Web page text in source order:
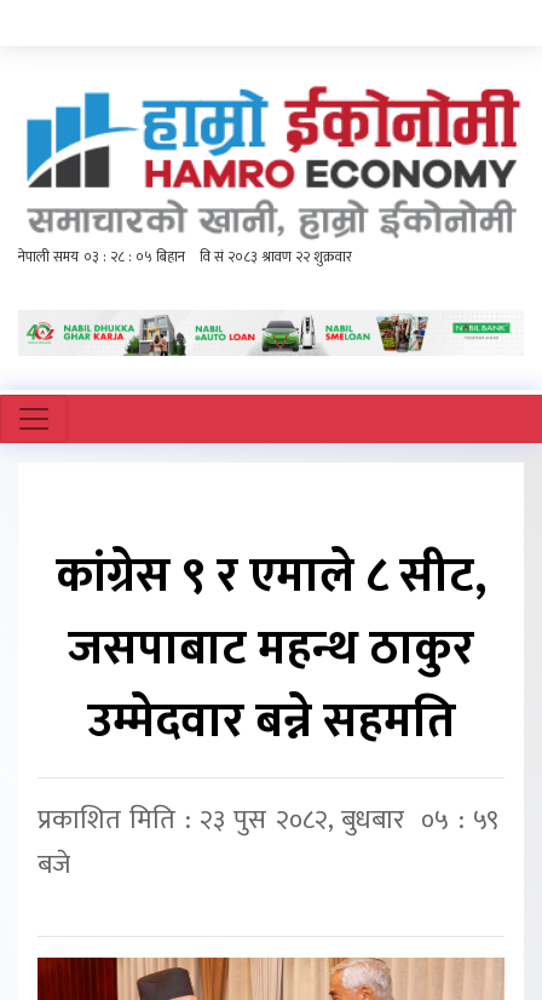
कांग्रेस ९ र एमाले ८ सीट,
जसपाबाट महन्थ ठाकुर
उम्मेदवार बन्ने सहमति
प्रकाशित मिति : २३ पुस २०८२, बुधबार ०५ : ५९
बजे